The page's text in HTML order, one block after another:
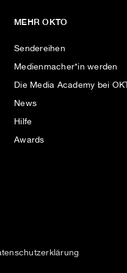
MEHR OKTO
Sendereihen
Medienmacher*in werden
Die Media Academy bei
News
Hilfe
Awards